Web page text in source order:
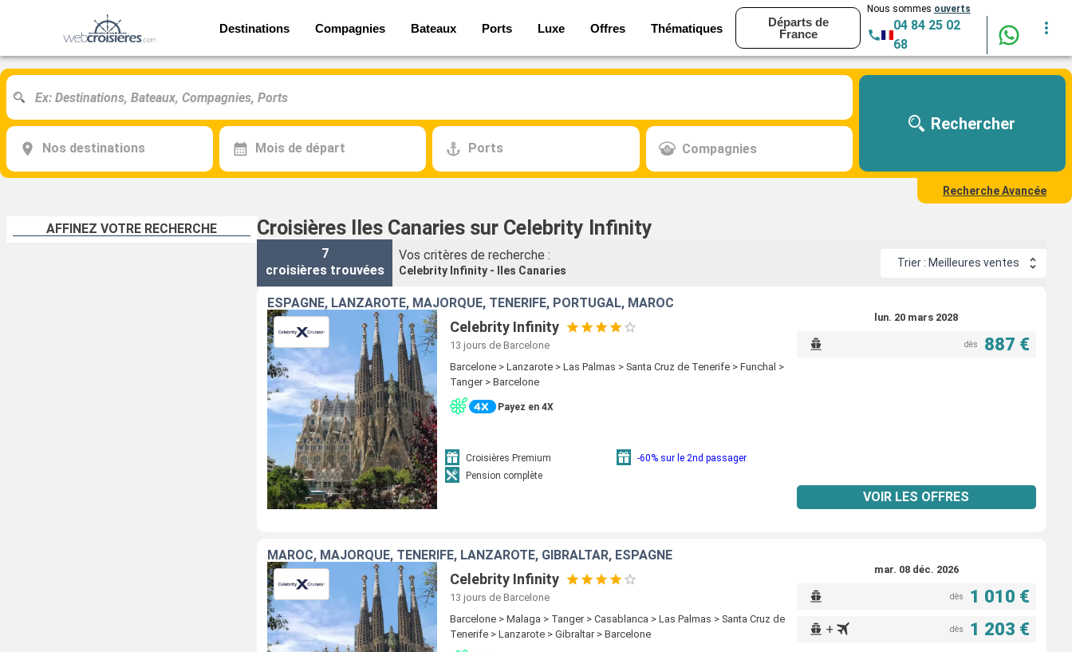
Destinations Compagnies Bateaux Ports Luxe Offres Thématiques
Départs de
France
Nous sommes ouverts
04 84 25 02
68
Nos destinations Mois de départ Ports Compagnies
Rechercher
Recherche Avancée
AFFINEZ VOTRE RECHERCHE Croisières Iles Canaries sur Celebrity Infinity
7
croisières trouvées
Vos critères de recherche :
Celebrity Infinity - Iles Canaries
Trier : Meilleures ventes
ESPAGNE, LANZAROTE, MAJORQUE, TENERIFE, PORTUGAL, MAROC
Celebrity Infinity
13 jours de Barcelone
Barcelone > Lanzarote > Las Palmas > Santa Cruz de Tenerife > Funchal >
Tanger > Barcelone
Payez en 4X
Croisières Premium
-60% sur le 2nd passager
Pension complète
lun. 20 mars 2028
dès 887 €
VOIR LES OFFRES
MAROC, MAJORQUE, TENERIFE, LANZAROTE, GIBRALTAR, ESPAGNE
Celebrity Infinity
13 jours de Barcelone
Barcelone > Malaga > Tanger > Casablanca > Las Palmas > Santa Cruz de
Tenerife > Lanzarote > Gibraltar > Barcelone
mar. 08 déc. 2026
dès 1 010 €
+ dès 1 203 €